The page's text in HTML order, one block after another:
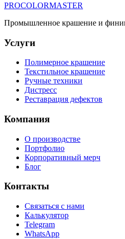
PROCOLORMASTER
Промышленное крашение и
Услуги
Полимерное крашение
Текстильное крашение
Ручные техники
Дистресс
Реставрация дефектов
Компания
О производстве
Портфолио
Корпоративный мерч
Блог
Контакты
Связаться с нами
Калькулятор
Telegram
WhatsApp